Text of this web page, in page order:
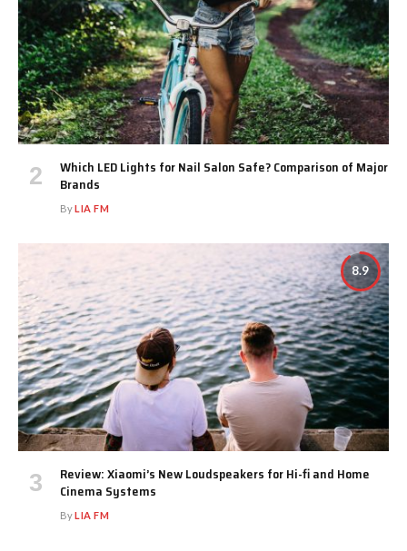
Which LED Lights for Nail Salon Safe? Comparison of Major
Brands
ByLIA FM
8.9
Review: Xiaomi’s New Loudspeakers for Hi-fi and Home
Cinema Systems
ByLIA FM